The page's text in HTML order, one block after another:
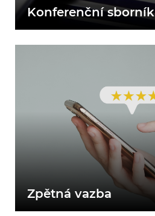
Konferenční sborník
Zpětná vazba